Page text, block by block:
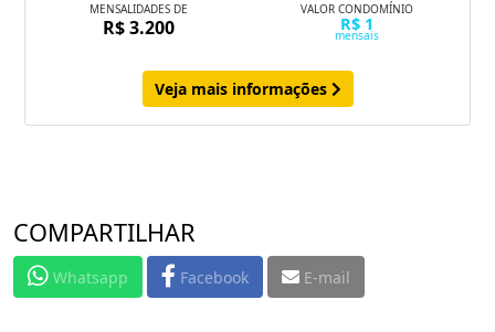
MENSALIDADES DE
R$ 3.200
VALOR CONDOMÍNIO
R$ 1
mensais
Veja mais informações
COMPARTILHAR
Whatsapp Facebook E-mail